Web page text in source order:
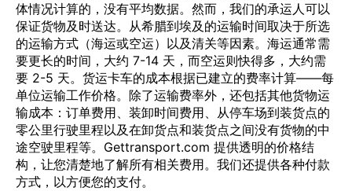
体情况计算的，没有平均数据。然而，我们的承运人可以
保证货物及时送达。从希腊到埃及的运输时间取决于所选
的运输方式（海运或空运）以及清关等因素。海运通常需
要更长的时间，大约 7-14 天，而空运则快得多，大约需
要 2-5 天。货运卡车的成本根据已建立的费率计算——每
单位运输工作价格。除了运输费率外，还包括其他货物运
输成本：订单费用、装卸时间费用、从停车场到装货点的
零公里行驶里程以及在卸货点和装货点之间没有货物的中
途空驶里程等。Gettransport.com 提供透明的价格结
构，让您清楚地了解所有相关费用。我们还提供各种付款
方式，以方便您的支付。